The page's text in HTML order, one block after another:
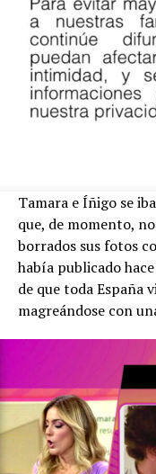
Tamara e Íñigo se
que, de momento,
borrados sus fotos
había publicado
de que toda España
magreándose con